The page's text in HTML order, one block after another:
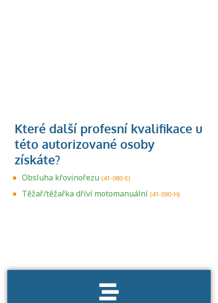
Obsluha křovinořezu (41-080-E)
Těžař/těžařka dříví motomanuální (41-090-H)
Projděte si seznam profesních kvalifikací.